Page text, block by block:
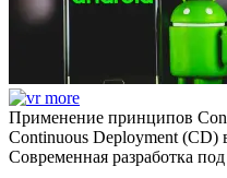
Применение принципов
Continuous Deployment (CD)
Современная разработка